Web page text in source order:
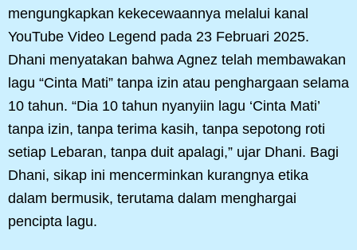
mengungkapkan kekecewaannya melalui kanal
YouTube Video Legend pada 23 Februari 2025.
Dhani menyatakan bahwa Agnez telah membawakan
lagu “Cinta Mati” tanpa izin atau penghargaan selama
10 tahun. “Dia 10 tahun nyanyiin lagu ‘Cinta Mati’
tanpa izin, tanpa terima kasih, tanpa sepotong roti
setiap Lebaran, tanpa duit apalagi,” ujar Dhani. Bagi
Dhani, sikap ini mencerminkan kurangnya etika
dalam bermusik, terutama dalam menghargai
pencipta lagu.